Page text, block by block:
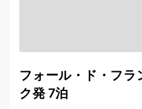
フォール・ド・フ
ク発 7泊